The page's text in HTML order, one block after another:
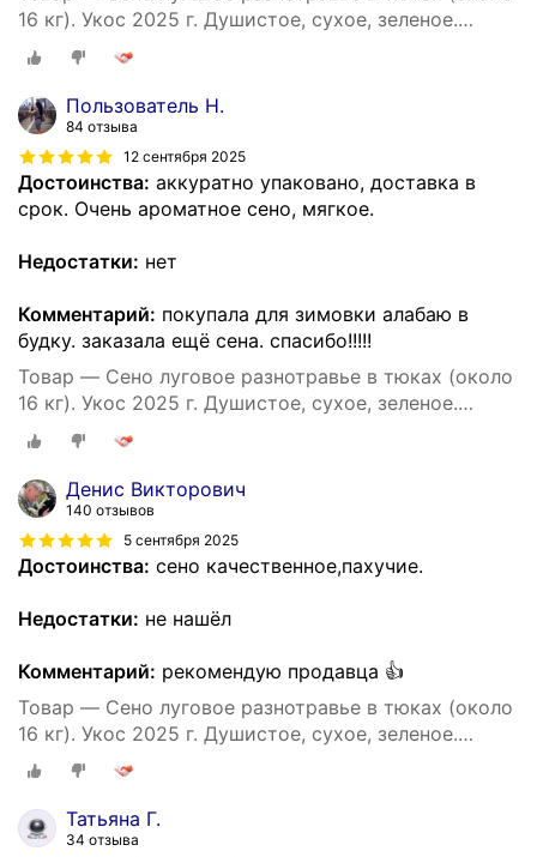
16 кг). Укос 2025 г. Душистое, сухое, зеленое.
Натуральный корм и подстилка для собак.
Пользователь Н.
84 отзыва
12 сентября 2025
Достоинства: аккуратно упаковано, доставка в
срок. Очень ароматное сено, мягкое.
Недостатки: нет
Комментарий: покупала для зимовки алабаю в
будку. заказала ещё сена. спасибо!!!!!
Товар — Сено луговое разнотравье в тюках (около
16 кг). Укос 2025 г. Душистое, сухое, зеленое.
Натуральный корм и подстилка для собак.
Денис Викторович
140 отзывов
5 сентября 2025
Достоинства: сено качественное,пахучие.
Недостатки: не нашёл
Комментарий: рекомендую продавца 👍
Товар — Сено луговое разнотравье в тюках (около
16 кг). Укос 2025 г. Душистое, сухое, зеленое.
Натуральный корм и подстилка для собак.
Татьяна Г.
34 отзыва